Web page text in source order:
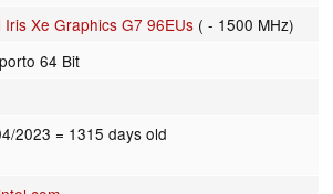
Iris Xe Graphics G7 96EUs ( - 1500 MHz)
64 Bit
2023 = 1315 days old